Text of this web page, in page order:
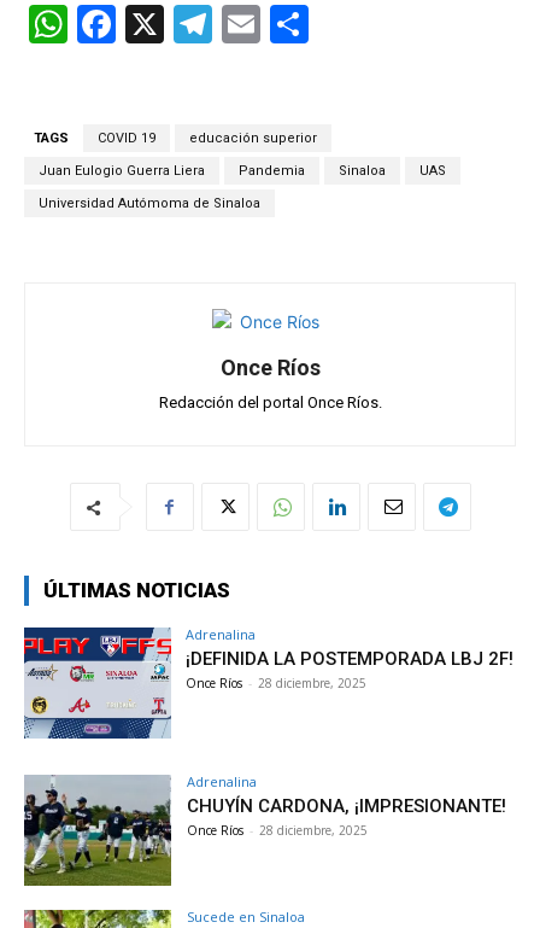
W
A
p
F
b
o
o
X
T
gr
m
E
p
ar
TAGS COVID 19 educación superior
Juan Eulogio Guerra Liera Pandemia Sinaloa UAS
Universidad Autómoma de Sinaloa
Once Ríos
Redacción del portal Once Ríos.
ÚLTIMAS NOTICIAS
Adrenalina
¡DEFINIDA LA POSTEMPORADA LBJ 2F!
Once Ríos - 28 diciembre, 2025
Adrenalina
CHUYÍN CARDONA, ¡IMPRESIONANTE!
Once Ríos - 28 diciembre, 2025
Sucede en Sinaloa